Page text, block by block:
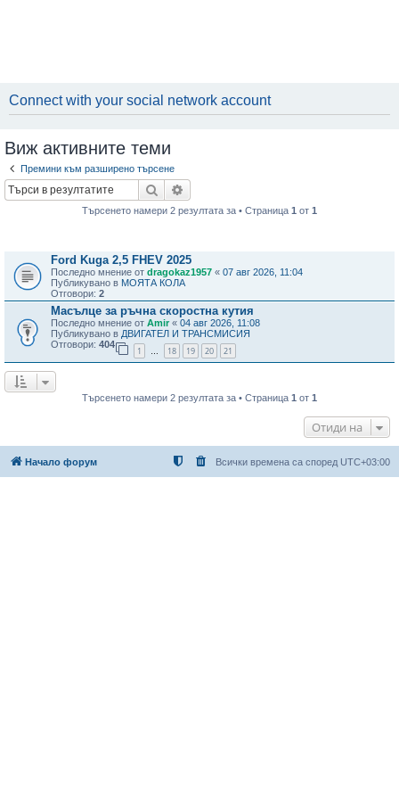
Connect with your social network account
Виж активните теми
Премини към разширено търсене
Търсене
Търсенето намери 2 резултата за • Страница 1 от 1
Ford Kuga 2,5 FHEV 2025
Последно мнение от dragokaz1957 « 07 авг 2026, 11:04
Публикувано в МОЯТА КОЛА
Отговори: 2
Масълце за ръчна скоростна кутия
Последно мнение от Amir « 04 авг 2026, 11:08
Публикувано в ДВИГАТЕЛ И ТРАНСМИСИЯ
Отговори: 404
1 … 18 19 20 21
Търсенето намери 2 резултата за • Страница 1 от 1
Отиди на
Начало форум Всички времена са според UTC+03:00